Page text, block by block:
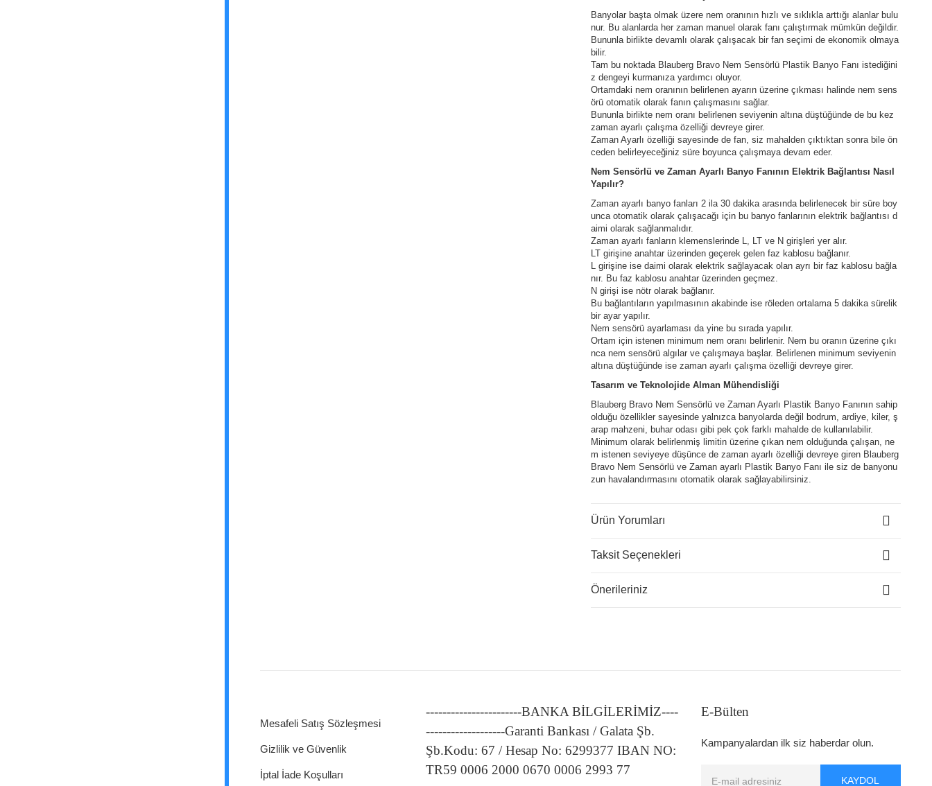
Banyolar başta olmak üzere nem oranının hızlı ve sıklıkla arttığı alanlar bulu
nur. Bu alanlarda her zaman manuel olarak fanı çalıştırmak mümkün değildir.
Bununla birlikte devamlı olarak çalışacak bir fan seçimi de ekonomik olmaya
bilir.
Tam bu noktada Blauberg Bravo Nem Sensörlü Plastik Banyo Fanı istediğini
z dengeyi kurmanıza yardımcı oluyor.
Ortamdaki nem oranının belirlenen ayarın üzerine çıkması halinde nem sens
örü otomatik olarak fanın çalışmasını sağlar.
Bununla birlikte nem oranı belirlenen seviyenin altına düştüğünde de bu kez
zaman ayarlı çalışma özelliği devreye girer.
Zaman Ayarlı özelliği sayesinde de fan, siz mahalden çıktıktan sonra bile ön
ceden belirleyeceğiniz süre boyunca çalışmaya devam eder.
Nem Sensörlü ve Zaman Ayarlı Banyo Fanının Elektrik Bağlantısı Nasıl
Yapılır?
Zaman ayarlı banyo fanları 2 ila 30 dakika arasında belirlenecek bir süre boy
unca otomatik olarak çalışacağı için bu banyo fanlarının elektrik bağlantısı d
aimi olarak sağlanmalıdır.
Zaman ayarlı fanların klemenslerinde L, LT ve N girişleri yer alır.
LT girişine anahtar üzerinden geçerek gelen faz kablosu bağlanır.
L girişine ise daimi olarak elektrik sağlayacak olan ayrı bir faz kablosu bağla
nır. Bu faz kablosu anahtar üzerinden geçmez.
N girişi ise nötr olarak bağlanır.
Bu bağlantıların yapılmasının akabinde ise röleden ortalama 5 dakika sürelik
bir ayar yapılır.
Nem sensörü ayarlaması da yine bu sırada yapılır.
Ortam için istenen minimum nem oranı belirlenir. Nem bu oranın üzerine çıkı
nca nem sensörü algılar ve çalışmaya başlar. Belirlenen minimum seviyenin
altına düştüğünde ise zaman ayarlı çalışma özelliği devreye girer.
Tasarım ve Teknolojide Alman Mühendisliği
Blauberg Bravo Nem Sensörlü ve Zaman Ayarlı Plastik Banyo Fanının sahip
olduğu özellikler sayesinde yalnızca banyolarda değil bodrum, ardiye, kiler, ş
arap mahzeni, buhar odası gibi pek çok farklı mahalde de kullanılabilir.
Minimum olarak belirlenmiş limitin üzerine çıkan nem olduğunda çalışan, ne
m istenen seviyeye düşünce de zaman ayarlı özelliği devreye giren Blauberg
Bravo Nem Sensörlü ve Zaman ayarlı Plastik Banyo Fanı ile siz de banyonu
zun havalandırmasını otomatik olarak sağlayabilirsiniz.
Ürün Yorumları
Taksit Seçenekleri
Önerileriniz
Mesafeli Satış Sözleşmesi
Gizlilik ve Güvenlik
İptal İade Koşulları
-----------------------BANKA BİLGİLERİMİZ----
-------------------Garanti Bankası / Galata Şb.
Şb.Kodu: 67 / Hesap No: 6299377 IBAN NO:
TR59 0006 2000 0670 0006 2993 77
E-Bülten
Kampanyalardan ilk siz haberdar olun.
KAYDOL